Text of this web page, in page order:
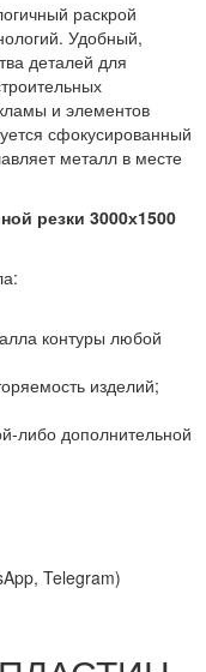
раскрой
Удобный,
деталей для
и элементов
сфокусированный
металл в месте
резки 3000х1500
контуры любой
изделий;
либо дополнительной
Telegram)